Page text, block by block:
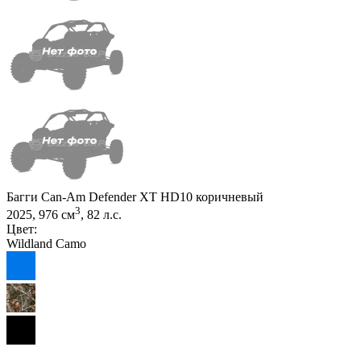
Багги Can-Am Defender XT HD10 коричневый
2025, 976 см3, 82 л.с.
Цвет:
Wildland Camo